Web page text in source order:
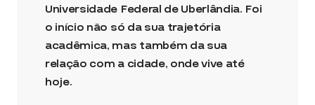
Universidade Federal de Uberlândia. Foi
o início não só da sua trajetória
acadêmica, mas também da sua
relação com a cidade, onde vive até
hoje.